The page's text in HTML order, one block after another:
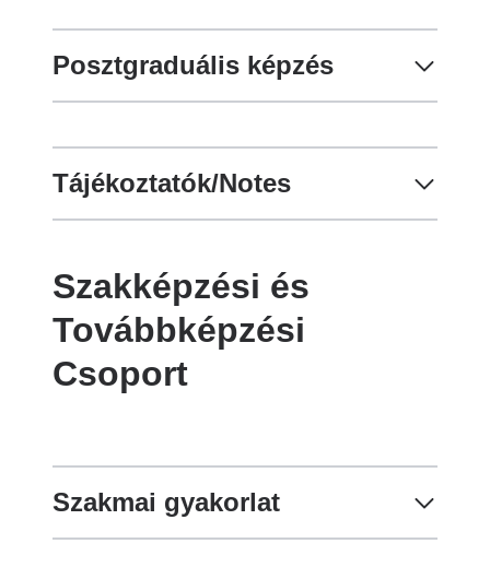
Posztgraduális képzés
Tájékoztatók/Notes
Szakképzési és
Továbbképzési
Csoport
Szakmai gyakorlat